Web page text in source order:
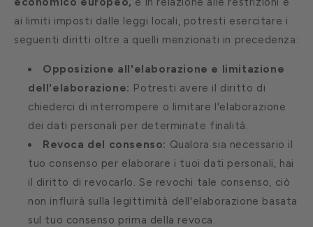
ai limiti imposti dalle leggi locali, potresti esercitare i
seguenti diritti oltre a quelli menzionati in precedenza:
Opposizione all'elaborazione e limitazione
dell'elaborazione: Potresti avere il diritto di
chiederci di interrompere o limitare l'elaborazione
dei dati personali per determinate finalità.
Revoca del consenso: Qualora sia necessario il
tuo consenso per elaborare i tuoi dati personali, hai
il diritto di revocarlo. Se revochi tale consenso, ciò
non influirà sulla legittimità dell'elaborazione basata
sul tuo consenso prima della revoca.